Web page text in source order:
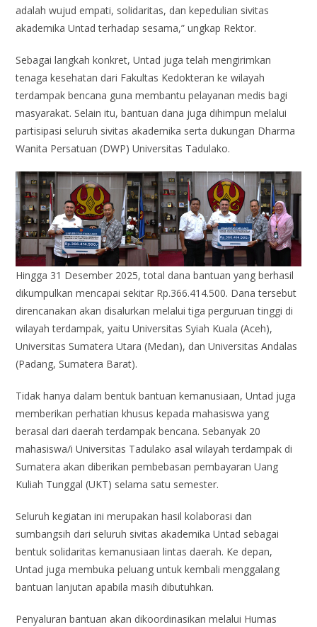
adalah wujud empati, solidaritas, dan kepedulian sivitas
akademika Untad terhadap sesama,” ungkap Rektor.
Sebagai langkah konkret, Untad juga telah mengirimkan
tenaga kesehatan dari Fakultas Kedokteran ke wilayah
terdampak bencana guna membantu pelayanan medis bagi
masyarakat. Selain itu, bantuan dana juga dihimpun melalui
partisipasi seluruh sivitas akademika serta dukungan Dharma
Wanita Persatuan (DWP) Universitas Tadulako.
Hingga 31 Desember 2025, total dana bantuan yang berhasil
dikumpulkan mencapai sekitar Rp.366.414.500. Dana tersebut
direncanakan akan disalurkan melalui tiga perguruan tinggi di
wilayah terdampak, yaitu Universitas Syiah Kuala (Aceh),
Universitas Sumatera Utara (Medan), dan Universitas Andalas
(Padang, Sumatera Barat).
Tidak hanya dalam bentuk bantuan kemanusiaan, Untad juga
memberikan perhatian khusus kepada mahasiswa yang
berasal dari daerah terdampak bencana. Sebanyak 20
mahasiswa/i Universitas Tadulako asal wilayah terdampak di
Sumatera akan diberikan pembebasan pembayaran Uang
Kuliah Tunggal (UKT) selama satu semester.
Seluruh kegiatan ini merupakan hasil kolaborasi dan
sumbangsih dari seluruh sivitas akademika Untad sebagai
bentuk solidaritas kemanusiaan lintas daerah. Ke depan,
Untad juga membuka peluang untuk kembali menggalang
bantuan lanjutan apabila masih dibutuhkan.
Penyaluran bantuan akan dikoordinasikan melalui Humas